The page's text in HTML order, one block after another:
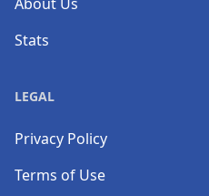
Stats
LEGAL
Privacy Policy
Terms of Use